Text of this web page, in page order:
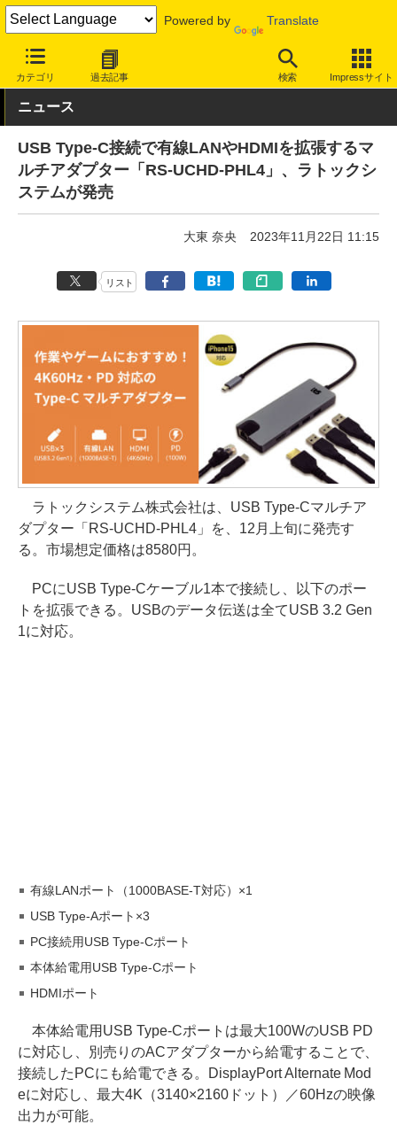
Powered by Translate
カテゴリ 過去記事 検索 Impressサイト
INTERNET Watch ハードウェア その他
ニュース
USB Type-C接続で有線LANやHDMIを拡張するマ
ルチアダプター「RS-UCHD-PHL4」、ラトックシ
ステムが発売
大東 奈央 2023年11月22日 11:15
リスト
ラトックシステム株式会社は、USB Type-Cマルチア
ダプター「RS-UCHD-PHL4」を、12月上旬に発売す
る。市場想定価格は8580円。
PCにUSB Type-Cケーブル1本で接続し、以下のポー
トを拡張できる。USBのデータ伝送は全てUSB 3.2 Gen
1に対応。
有線LANポート（1000BASE-T対応）×1
USB Type-Aポート×3
PC接続用USB Type-Cポート
本体給電用USB Type-Cポート
HDMIポート
本体給電用USB Type-Cポートは最大100WのUSB PD
に対応し、別売りのACアダプターから給電することで、
接続したPCにも給電できる。DisplayPort Alternate Mod
eに対応し、最大4K（3140×2160ドット）／60Hzの映像
出力が可能。